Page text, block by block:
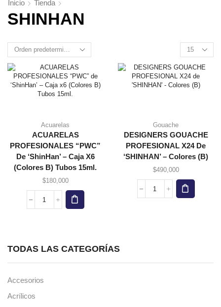
Inicio Tienda
SHINHAN
Products
per
page
Acuarelas
ACUARELAS
PROFESIONALES “PWC”
De ‘ShinHan’ – Caja X6
(Colores B) Tubos 15ml.
$180,000
ACUARELAS
–
Gouache
DESIGNERS GOUACHE
PROFESIONAL X24 De
‘SHINHAN’ – Colores (B)
$490,000
DESIGNERS
TODAS LAS CATEGORÍAS
Accesorios
Acrílicos